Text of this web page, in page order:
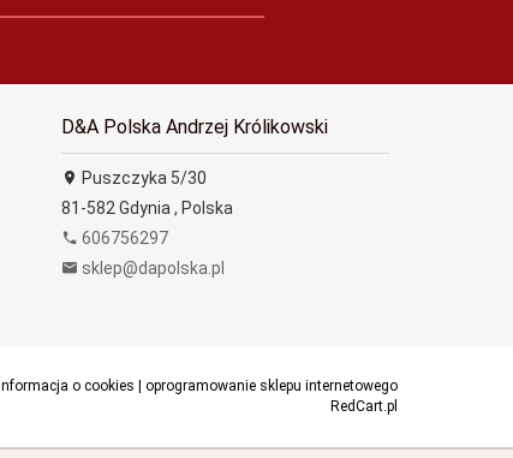
D&A Polska Andrzej Królikowski
Puszczyka 5/30
81-582 Gdynia , Polska
606756297
sklep@dapolska.pl
Informacja o cookies
oprogramowanie sklepu internetowego
RedCart.pl